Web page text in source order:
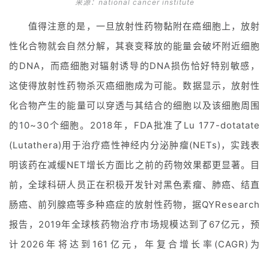
来源：national cancer institute
值得注意的是，一旦放射性药物黏附在癌细胞上，放射
性化合物就会自然分解，其衰变释放的能量会破坏附近细胞
的DNA，而癌细胞对辐射诱导的DNA损伤恰好特别敏感，
这使得放射性药物杀灭癌细胞成为可能。数据显示，放射性
化合物产生的能量可以穿透与其结合的细胞以及该细胞周围
的10~30个细胞。2018年，FDA批准了Lu 177-dotatate
(Lutathera)用于治疗癌性神经内分泌肿瘤(NETs)，实践表
明该药在减缓NET增长方面比之前的药物效果都更显著。目
前，全球科研人员正在积极开发针对黑色素瘤、肺癌、结直
肠癌、前列腺癌等多种癌症的放射性药物，据QYResearch
报告，2019年全球核药物治疗市场规模达到了67亿元，预
计2026年将达到161亿元，年复合增长率(CAGR)为